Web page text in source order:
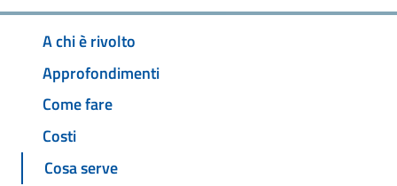
A chi è rivolto
Approfondimenti
Come fare
Costi
Cosa serve